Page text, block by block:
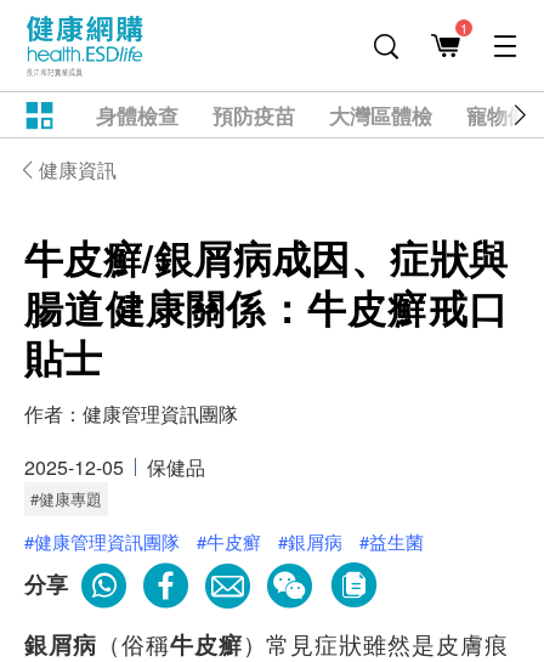
1
身體檢查 預防疫苗 大灣區體檢 寵物健
健康資訊
牛皮癬/銀屑病成因、症狀與
腸道健康關係：牛皮癬戒口
貼士
作者： 健康管理資訊團隊
2025-12-05
保健品
#健康專題
#健康管理資訊團隊 #牛皮癬 #銀屑病 #益生菌
分享
銀屑病 （俗稱牛皮癬）常見症狀雖然是皮膚痕